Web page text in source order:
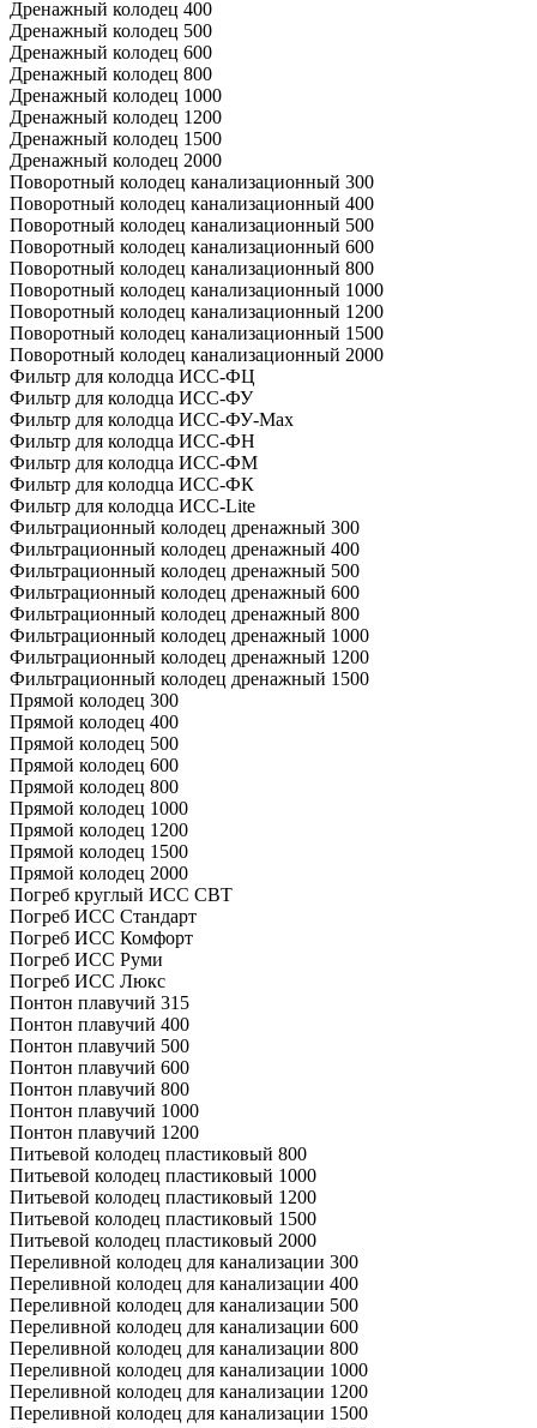
Дренажный колодец 400
Дренажный колодец 500
Дренажный колодец 600
Дренажный колодец 800
Дренажный колодец 1000
Дренажный колодец 1200
Дренажный колодец 1500
Дренажный колодец 2000
Поворотный колодец канализационный 300
Поворотный колодец канализационный 400
Поворотный колодец канализационный 500
Поворотный колодец канализационный 600
Поворотный колодец канализационный 800
Поворотный колодец канализационный 1000
Поворотный колодец канализационный 1200
Поворотный колодец канализационный 1500
Поворотный колодец канализационный 2000
Фильтр для колодца ИСС-ФЦ
Фильтр для колодца ИСС-ФУ
Фильтр для колодца ИСС-ФУ-Мах
Фильтр для колодца ИСС-ФН
Фильтр для колодца ИСС-ФМ
Фильтр для колодца ИСС-ФК
Фильтр для колодца ИСС-Lite
Фильтрационный колодец дренажный 300
Фильтрационный колодец дренажный 400
Фильтрационный колодец дренажный 500
Фильтрационный колодец дренажный 600
Фильтрационный колодец дренажный 800
Фильтрационный колодец дренажный 1000
Фильтрационный колодец дренажный 1200
Фильтрационный колодец дренажный 1500
Прямой колодец 300
Прямой колодец 400
Прямой колодец 500
Прямой колодец 600
Прямой колодец 800
Прямой колодец 1000
Прямой колодец 1200
Прямой колодец 1500
Прямой колодец 2000
Погреб круглый ИСС СВТ
Погреб ИСС Стандарт
Погреб ИСС Комфорт
Погреб ИСС Руми
Погреб ИСС Люкс
Понтон плавучий 315
Понтон плавучий 400
Понтон плавучий 500
Понтон плавучий 600
Понтон плавучий 800
Понтон плавучий 1000
Понтон плавучий 1200
Питьевой колодец пластиковый 800
Питьевой колодец пластиковый 1000
Питьевой колодец пластиковый 1200
Питьевой колодец пластиковый 1500
Питьевой колодец пластиковый 2000
Переливной колодец для канализации 300
Переливной колодец для канализации 400
Переливной колодец для канализации 500
Переливной колодец для канализации 600
Переливной колодец для канализации 800
Переливной колодец для канализации 1000
Переливной колодец для канализации 1200
Переливной колодец для канализации 1500